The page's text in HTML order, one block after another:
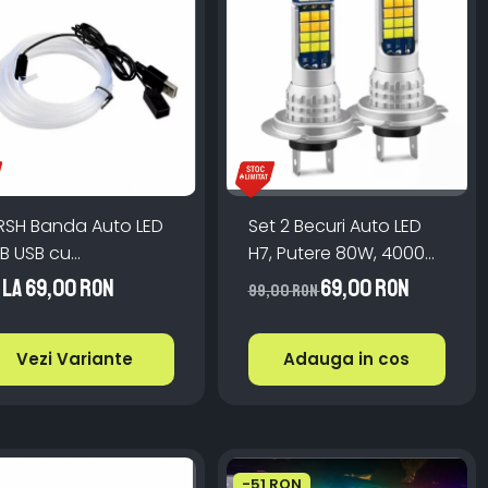
Banda Auto LED
USB cu
pe Fir
69,00 RON
Vezi Variante
Set 2 Becuri Auto LED
H7, Putere 80W, 4000
Lumeni, Lumină Alb
Rece 6000K
99,00 RON69,00 RON
Adauga in cos